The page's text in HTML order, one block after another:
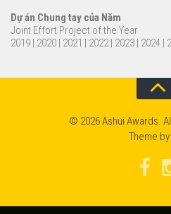
Dự án Chung tay của Năm
Joint Effort Project of the Year
2019 | 2020 | 2021 | 2022| 2023 | 2024 |
© 2026 Ashui Awards.
Theme by